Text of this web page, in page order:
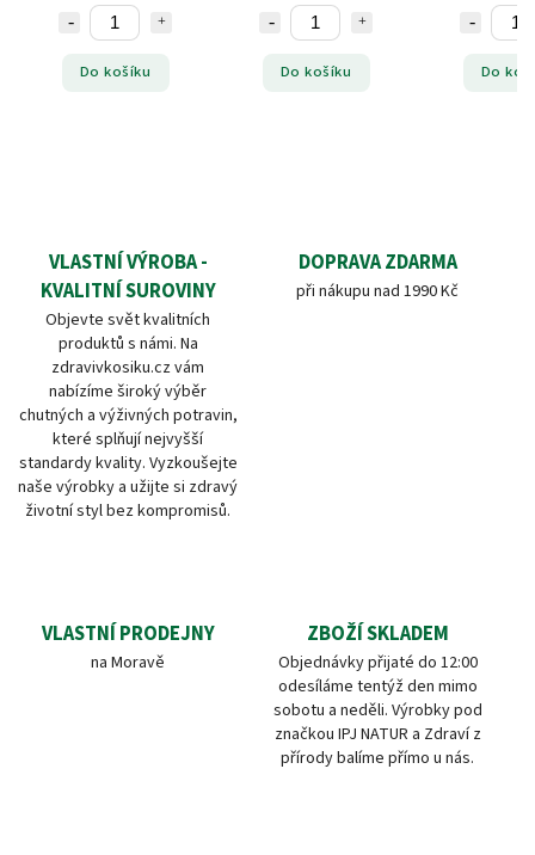
Do košíku Do košíku Do
VLASTNÍ VÝROBA -
KVALITNÍ SUROVINY
Objevte svět kvalitních
produktů s námi. Na
zdravivkosiku.cz vám
nabízíme široký výběr
chutných a výživných potravin,
které splňují nejvyšší
standardy kvality. Vyzkoušejte
naše výrobky a užijte si zdravý
životní styl bez kompromisů.
DOPRAVA ZDARMA
při nákupu nad 1990 Kč
VLASTNÍ PRODEJNY
na Moravě
ZBOŽÍ SKLADEM
Objednávky přijaté do 12:00
odesíláme tentýž den mimo
sobotu a neděli. Výrobky pod
značkou IPJ NATUR a Zdraví z
přírody balíme přímo u nás.